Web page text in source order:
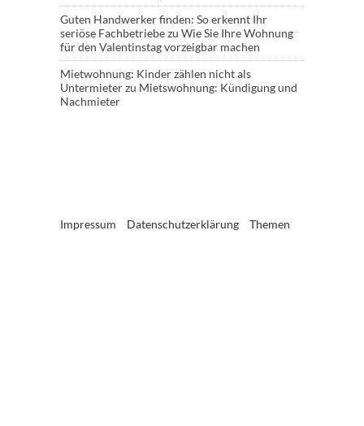
Guten Handwerker finden: So erkennt Ihr
seriöse Fachbetriebezu Wie Sie Ihre Wohnung
für den Valentinstag vorzeigbar machen
Mietwohnung: Kinder zählen nicht als
Untermieterzu Mietswohnung: Kündigung und
Nachmieter
Impressum Datenschutzerklärung Themen